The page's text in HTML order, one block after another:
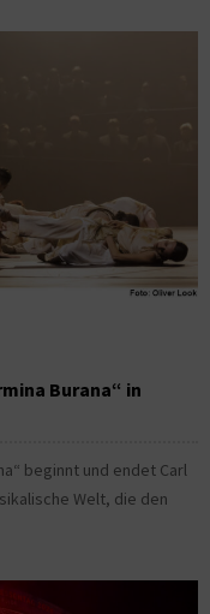
Burana“ in
beginnt und endet Carl
Welt, die den